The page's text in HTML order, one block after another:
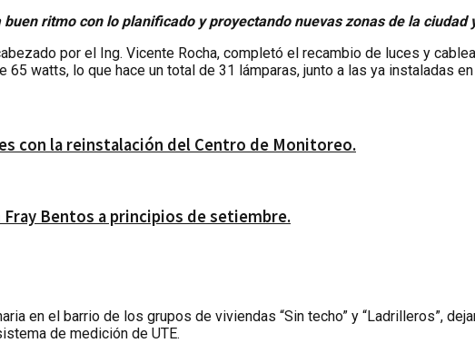
ritmo con lo planificado y proyectando nuevas zonas de la
por el Ing. Vicente Rocha, completó el recambio de luces y
watts, lo que hace un total de 31 lámparas, junto a las ya instaladas en
con la reinstalación del Centro de Monitoreo.
Fray Bentos a principios de setiembre.
en el barrio de los grupos de viviendas “Sin techo” y “Ladrilleros”,
de medición de UTE.